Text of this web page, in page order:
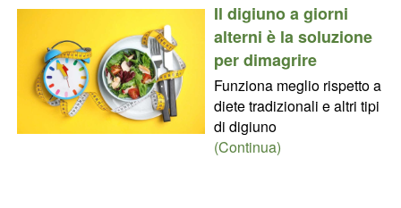
Il digiuno a giorni
alterni è la soluzione
per dimagrire
Funziona meglio rispetto a
diete tradizionali e altri tipi
di digiuno
(Continua)